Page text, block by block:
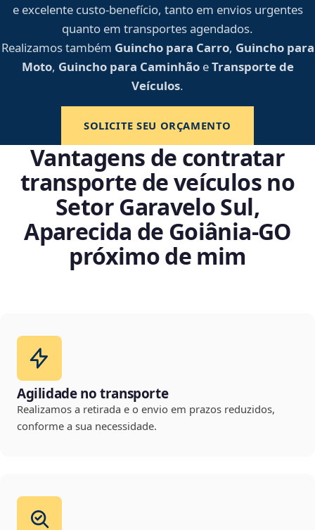
e excelente custo-benefício, tanto em envios urgentes
quanto em transportes agendados.
Realizamos também Guincho para Carro, Guincho para
Moto, Guincho para CaminhãoeTransporte de
Veículos.
SOLICITE SEU ORÇAMENTO
Vantagens de contratar
transporte de veículos no
Setor Garavelo Sul,
Aparecida de Goiânia‑GO
próximo de mim
Agilidade no transporte
Realizamos a retirada e o envio em prazos reduzidos,
conforme a sua necessidade.